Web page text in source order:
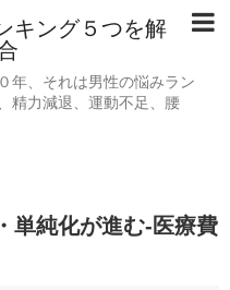
キング５つを解
年、それは男性の悩みラン
精力減退、運動不足、腰
単純化が進む-医療費